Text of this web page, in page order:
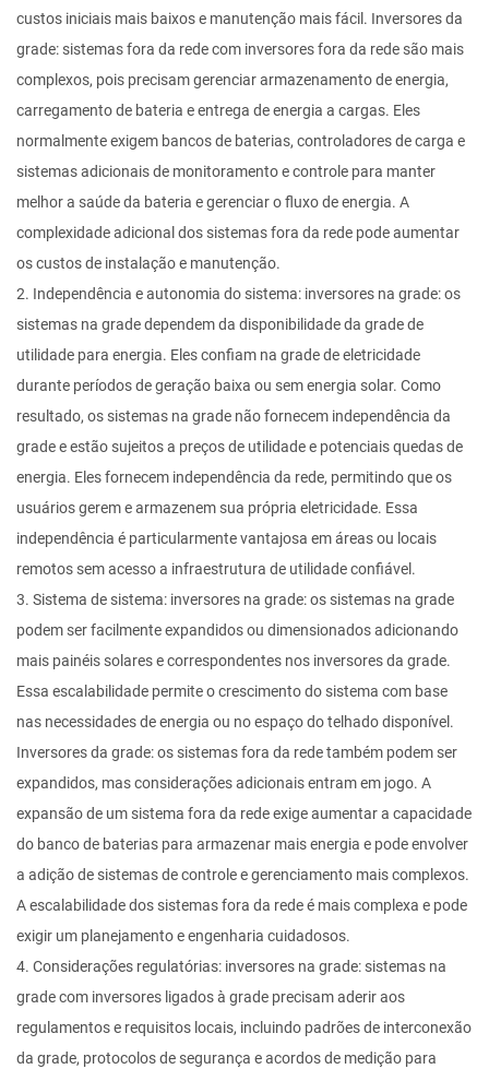
custos iniciais mais baixos e manutenção mais fácil. Inversores da
grade: sistemas fora da rede com inversores fora da rede são mais
complexos, pois precisam gerenciar armazenamento de energia,
carregamento de bateria e entrega de energia a cargas. Eles
normalmente exigem bancos de baterias, controladores de carga e
sistemas adicionais de monitoramento e controle para manter
melhor a saúde da bateria e gerenciar o fluxo de energia. A
complexidade adicional dos sistemas fora da rede pode aumentar
os custos de instalação e manutenção.
2. Independência e autonomia do sistema: inversores na grade: os
sistemas na grade dependem da disponibilidade da grade de
utilidade para energia. Eles confiam na grade de eletricidade
durante períodos de geração baixa ou sem energia solar. Como
resultado, os sistemas na grade não fornecem independência da
grade e estão sujeitos a preços de utilidade e potenciais quedas de
energia. Eles fornecem independência da rede, permitindo que os
usuários gerem e armazenem sua própria eletricidade. Essa
independência é particularmente vantajosa em áreas ou locais
remotos sem acesso a infraestrutura de utilidade confiável.
3. Sistema de sistema: inversores na grade: os sistemas na grade
podem ser facilmente expandidos ou dimensionados adicionando
mais painéis solares e correspondentes nos inversores da grade.
Essa escalabilidade permite o crescimento do sistema com base
nas necessidades de energia ou no espaço do telhado disponível.
Inversores da grade: os sistemas fora da rede também podem ser
expandidos, mas considerações adicionais entram em jogo. A
expansão de um sistema fora da rede exige aumentar a capacidade
do banco de baterias para armazenar mais energia e pode envolver
a adição de sistemas de controle e gerenciamento mais complexos.
A escalabilidade dos sistemas fora da rede é mais complexa e pode
exigir um planejamento e engenharia cuidadosos.
4. Considerações regulatórias: inversores na grade: sistemas na
grade com inversores ligados à grade precisam aderir aos
regulamentos e requisitos locais, incluindo padrões de interconexão
da grade, protocolos de segurança e acordos de medição para